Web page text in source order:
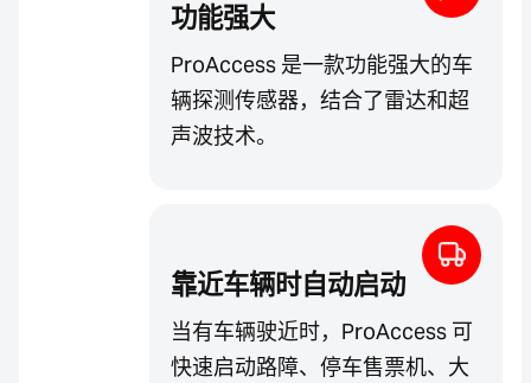
功能强大
ProAccess 是一款功能强大的车
辆探测传感器，结合了雷达和超
声波技术。
靠近车辆时自动启动
当有车辆驶近时，ProAccess 可
快速启动路障、停车售票机、大